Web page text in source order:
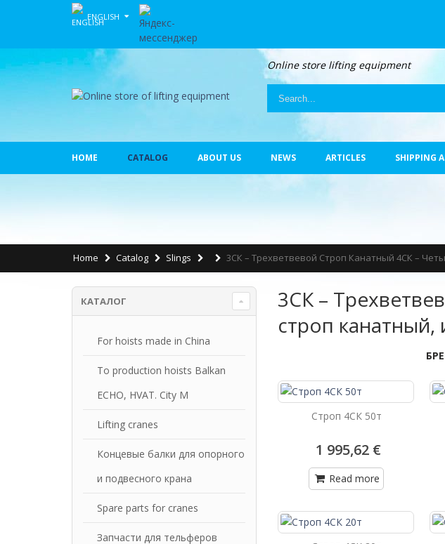
ENGLISH
Online store lifting equipment
HOME CATALOG ABOUT US NEWS ARTICLES SHIPPING
Home Catalog Slings 3СК – Трехветвевой Строп Канатный 4СК –
КАТАЛОГ
For hoists made in China
To production hoists Balkan
ECHO, HVAT. City M
Lifting cranes
Концевые балки для опорного
и подвесного крана
Spare parts for cranes
Запчасти для тельферов
3СК –
строп
Строп 4СК 50т
1 995,62 €
Read more